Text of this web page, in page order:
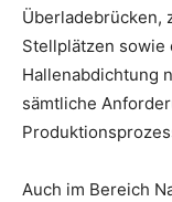
Überladebrücken,
Stellplätzen sowie
Hallenabdichtung
sämtliche
Auch im Bereich